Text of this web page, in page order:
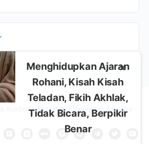
×
Menghidupkan Ajaran
Rohani, Kisah Kisah
Teladan, Fikih Akhlak,
Tidak Bicara, Berpikir
Benar
AcademySyarat dan Ketentuan Asyafina